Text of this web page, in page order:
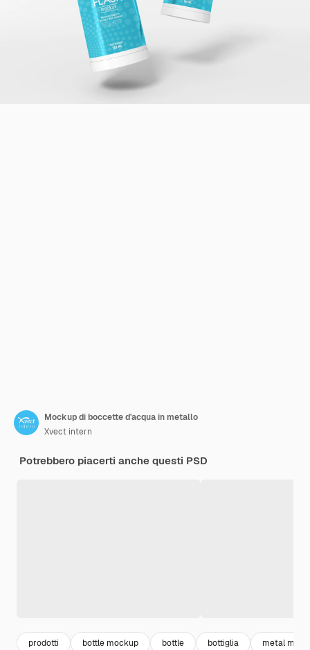
Mockup di boccette d'acqua in metallo
Xvect intern
Potrebbero piacerti anche questi PSD
prodotti bottle mockup bottle bottiglia metal